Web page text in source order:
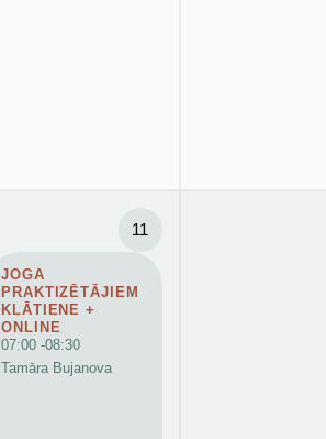
11
JOGA
PRAKTIZĒTĀJIEM
KLĀTIENE +
ONLINE
07:00 -08:30
Tamāra Bujanova